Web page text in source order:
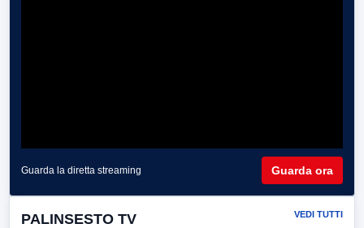
Guarda la diretta streaming Guarda ora
PALINSESTO TV VEDI TUTTI